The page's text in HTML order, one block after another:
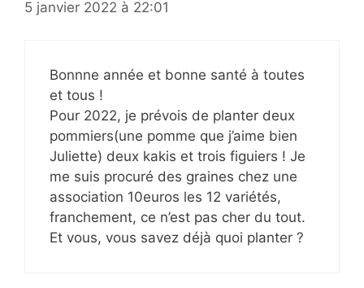
5 janvier 2022 à 22:01
Bonnne année et bonne santé à toutes
et tous !
Pour 2022, je prévois de planter deux
pommiers(une pomme que j’aime bien
Juliette) deux kakis et trois figuiers ! Je
me suis procuré des graines chez une
association 10euros les 12 variétés,
franchement, ce n’est pas cher du tout.
Et vous, vous savez déjà quoi planter ?